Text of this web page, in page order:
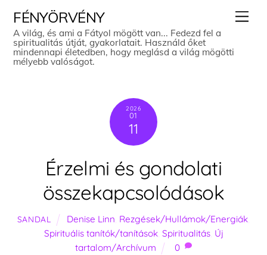
content
FÉNYÖRVÉNY
A világ, és ami a Fátyol mögött van... Fedezd fel a
spiritualitás útját, gyakorlatait. Használd őket
mindennapi életedben, hogy meglásd a világ mögötti
mélyebb valóságot.
2026
01
11
Érzelmi és gondolati
összekapcsolódások
SANDAL Denise Linn Rezgések/Hullámok/Energiák
Spirituális tanítók/tanítások, Spiritualitás, Új
tartalom/Archívum
0